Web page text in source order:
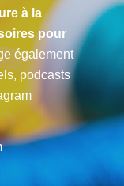
à la
pour
également
podcasts